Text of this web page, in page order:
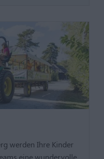
werden Ihre Kinder
eine wundervolle